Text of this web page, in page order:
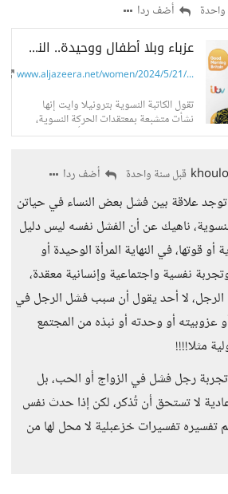
أضف ردا
عزباء وبلا أطفال ووحيدة.. النسوية خذلتني وخذلت جيلي
www.aljazeera.net/women/2024/5/21/...
تقول الكاتبة النسوية بترونيلا وايت إنها
نشأت متشبعة بمعتقدات الحركة النسوية،
لكنها تشعر الآن مع صديقاتها بأن النسوية قد
للنسوية بتدمير حياة الأجيال القادمة.
قبل سنة واحدة أضف ردا
توجد علاقة بين فشل بعض النساء في حياتن
ناهيك عن أن الفشل نفسه ليس دليل
قوتها، في النهاية المرأة الوحيدة أو
نفسية واجتماعية وإنسانية معقدة،
الرجل، لا أحد يقول أن سبب فشل الرجل في
عزوبيته أو وحدته أو نبذه من المجتمع
مثلا!!!!
رجل فشل في الزواج أو الحب، بل
لا تستحق أن تُذكر، لكن إذا حدث نفس
تفسيره تفسيرات خزعبلية لا محل لها من